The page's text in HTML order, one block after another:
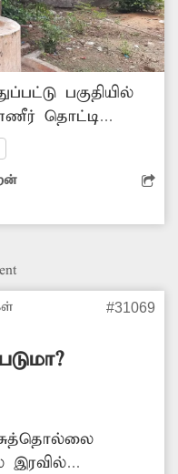
பகுதியில்
தொட்டி
தொட்டி
வைக்க
இதனால் இறுதி
மக்கள்
#31069
இரவில்